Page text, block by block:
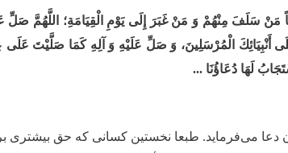
مَنْ سَلَفَ مِنْهُمْ وَ مَنْ غَبَرَ إِلَى یَوْمِ الْقِیَامَةِ؛ اللَّهُمَّ
أَنْبِیَائِكَ الْمُرْسَلِینَ، وَ صَلِّ عَلَیْهِ وَ آلِهِ كَمَا صَلَّیْتَ
لَهَا دُعَاؤُنَا ...
دعا می‌فرماید. طبعا نخستین کسانی که حق بیشتری بر